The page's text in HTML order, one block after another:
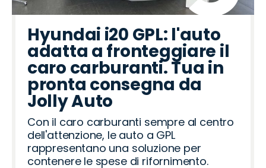
Hyundai i20 GPL: l'auto